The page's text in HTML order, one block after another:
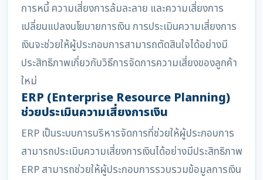
การหนี้ ความเสี่ยงการล้มละลาย และความเสี่ยงการ
เปลี่ยนแปลงนโยบายการเงิน การประเมินความเสี่ยงการ
เงินจะช่วยให้ผู้ประกอบการสามารถตัดสินใจได้อย่างมี
ประสิทธิภาพเกี่ยวกับวิธีการจัดการความเสี่ยงของลูกค้า
ใหม่
ERP (Enterprise Resource Planning)
ช่วยประเมินความเสี่ยงการเงิน
ERP เป็นระบบการบริหารจัดการที่ช่วยให้ผู้ประกอบการ
สามารถประเมินความเสี่ยงการเงินได้อย่างมีประสิทธิภาพ
ERP สามารถช่วยให้ผู้ประกอบการรวบรวมข้อมูลการเงิน